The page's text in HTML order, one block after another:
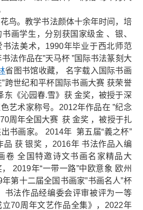
鸟。教学书法颜体十余年时间，培
画学生，分别获国家级金 、银、
法美术，1990年毕业于西北师范
法作品在”天马杯 ”国际书法篆刻大
省图书馆收藏， 名字载入国际书画
跨世纪和平杯国际书画大赛 获荣誉
东《沁园春.雪》获 金奖，被授于深
艺术家称号。2012年作品在 ”纪念
周年全国大赛 获 金奖 ，被授于扎
书画家。 2014年 第五届“義之杯”
品 获 银奖 ，2016年 书法作品入编
卷 全国特邀诗文书画名家精品大
2019年“一带一路”中欧意象 欧州
第十二届全国书画家”书画名人”杯
书法作品经编委会评审被评为一等
70周年文艺作品全集》，2022年